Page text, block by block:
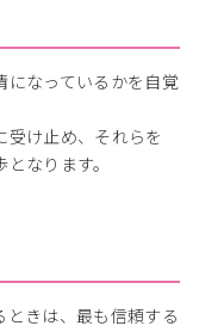
になっているかを自覚
け止め、それらを
なります。
きは、最も信頼する